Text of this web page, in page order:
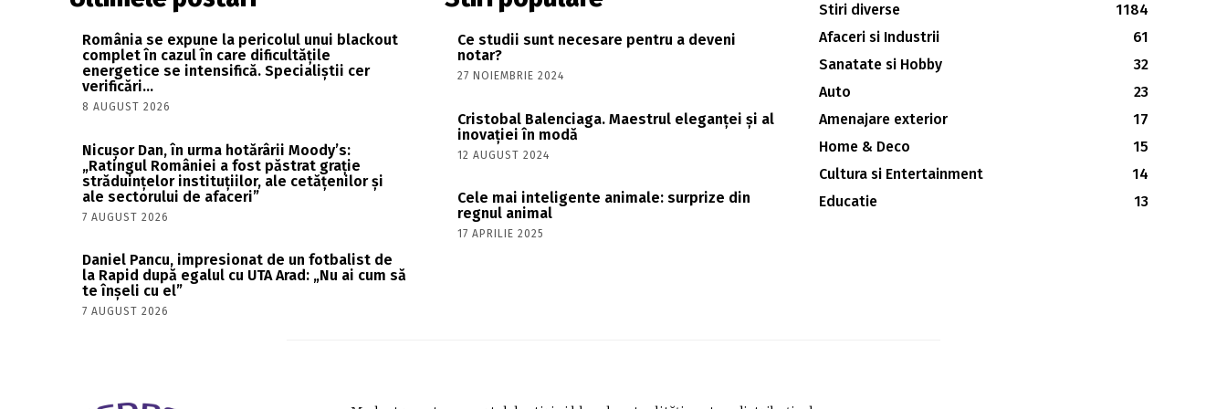
România se expune la pericolul unui blackout
complet în cazul în care dificultățile
energetice se intensifică. Specialiștii cer
verificări…
8 AUGUST 2026
Nicușor Dan, în urma hotărârii Moody’s:
„Ratingul României a fost păstrat grație
străduințelor instituțiilor, ale cetățenilor și
ale sectorului de afaceri”
7 AUGUST 2026
Daniel Pancu, impresionat de un fotbalist de
la Rapid după egalul cu UTA Arad: „Nu ai cum să
te înșeli cu el”
7 AUGUST 2026
Ce studii sunt necesare pentru a deveni
notar?
27 NOIEMBRIE 2024
Cristobal Balenciaga. Maestrul eleganței și al
inovației în modă
12 AUGUST 2024
Cele mai inteligente animale: surprize din
regnul animal
17 APRILIE 2025
Stiri diverse
1184
Afaceri si Industrii
61
Sanatate si Hobby
32
Auto
23
Amenajare exterior
17
Home & Deco
15
Cultura si Entertainment
14
Educatie
13